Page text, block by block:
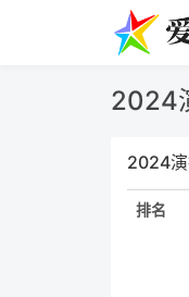
2024
2024
排名